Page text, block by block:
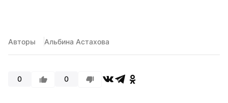
Авторы Альбина Астахова
0 0